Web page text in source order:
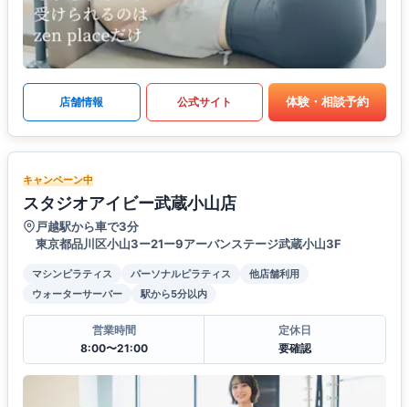
店舗情報 公式サイト 体験・相談予約
キャンペーン中
スタジオアイビー武蔵小山店
戸越駅から車で3分
東京都品川区小山3ー21ー9アーバンステージ武蔵小山3F
マシンピラティス パーソナルピラティス
他店舗利用
ウォーターサーバー
駅から5分以内
営業時間
8:00〜21:00
定休日
要確認